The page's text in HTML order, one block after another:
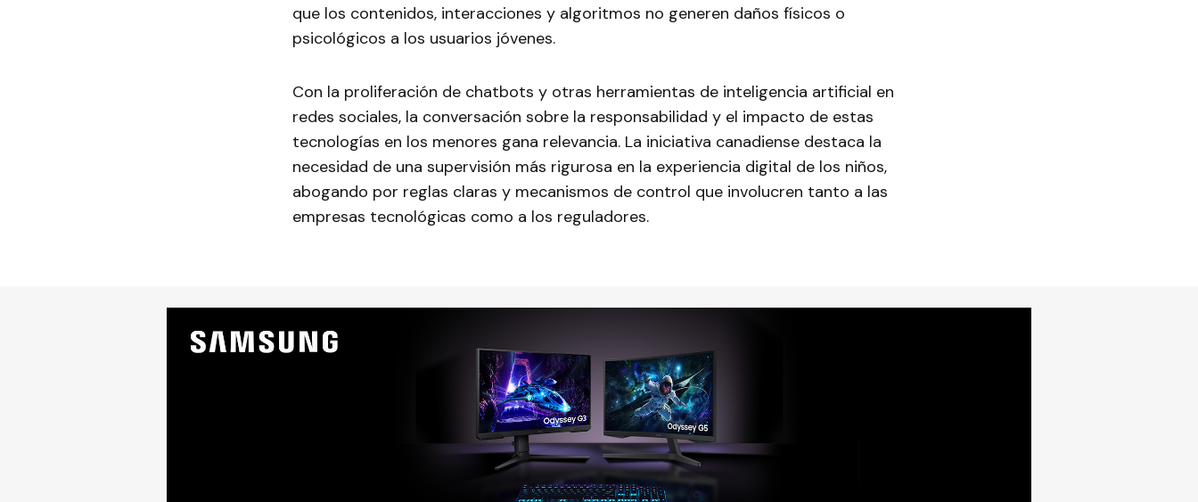
que los contenidos, interacciones y algoritmos no generen daños físicos o
psicológicos a los usuarios jóvenes.
Con la proliferación de chatbots y otras herramientas de inteligencia artificial en
redes sociales, la conversación sobre la responsabilidad y el impacto de estas
tecnologías en los menores gana relevancia. La iniciativa canadiense destaca la
necesidad de una supervisión más rigurosa en la experiencia digital de los niños,
abogando por reglas claras y mecanismos de control que involucren tanto a las
empresas tecnológicas como a los reguladores.